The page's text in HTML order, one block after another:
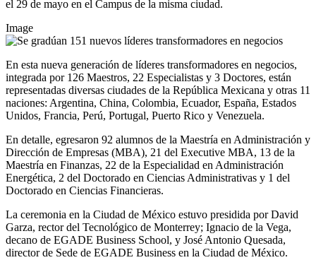
el 29 de mayo en el Campus de la misma ciudad.
Image
En esta nueva generación de líderes transformadores en negocios,
integrada por 126 Maestros, 22 Especialistas y 3 Doctores, están
representadas diversas ciudades de la República Mexicana y otras 11
naciones: Argentina, China, Colombia, Ecuador, España, Estados
Unidos, Francia, Perú, Portugal, Puerto Rico y Venezuela.
En detalle, egresaron 92 alumnos de la Maestría en Administración y
Dirección de Empresas (MBA), 21 del Executive MBA, 13 de la
Maestría en Finanzas, 22 de la Especialidad en Administración
Energética, 2 del Doctorado en Ciencias Administrativas y 1 del
Doctorado en Ciencias Financieras.
La ceremonia en la Ciudad de México estuvo presidida por David
Garza, rector del Tecnológico de Monterrey; Ignacio de la Vega,
decano de EGADE Business School, y José Antonio Quesada,
director de Sede de EGADE Business en la Ciudad de México.